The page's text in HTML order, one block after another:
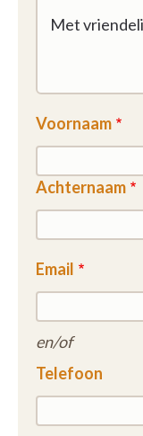
Voornaam
Achternaam
Email
en/of
Telefoon